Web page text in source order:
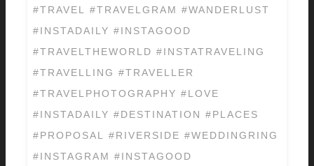
#TRAVEL #TRAVELGRAM #WANDERLUST
#INSTADAILY #INSTAGOOD
#TRAVELTHEWORLD #INSTATRAVELING
#TRAVELLING #TRAVELLER
#TRAVELPHOTOGRAPHY #LOVE
#INSTADAILY #DESTINATION #PLACES
#PROPOSAL #RIVERSIDE #WEDDINGRING
#INSTAGRAM #INSTAGOOD